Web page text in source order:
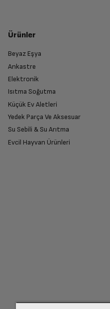
Diğer
Ürünler
Beyaz Eşya
Ankastre
Elektronik
Isıtma Soğutma
Küçük Ev Aletleri
Yedek Parça Ve Aksesuar
Su Sebili & Su Arıtma
Evcil Hayvan Ürünleri